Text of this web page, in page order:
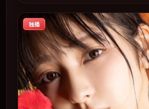
相，2022 年度话题片中口碑稳健，适合喜
弧光的观众完整观看。
独播